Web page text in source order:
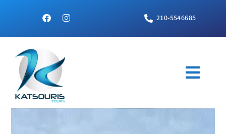
210-5546685